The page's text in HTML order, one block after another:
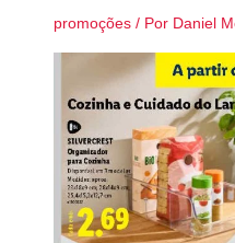
promoções/ Por Daniel